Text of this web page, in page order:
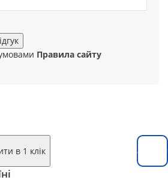
Правила сайту
в 1 клік